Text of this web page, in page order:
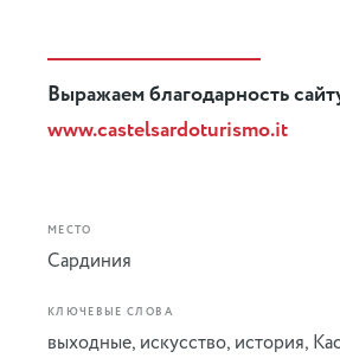
Выражаем благодарность
www.castelsardoturismo.it
МЕСТО
Сардиния
КЛЮЧЕВЫЕ СЛОВА
выходные, искусство, история,